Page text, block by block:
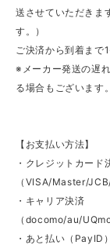
送させていただきま
す。）
ご決済から到着まで
※メーカー発送の遅
る場合もございます
【お支払い方法】
・クレジットカード
（VISA/Master/
・キャリア決済
（docomo/au/
・あと払い（PayID）